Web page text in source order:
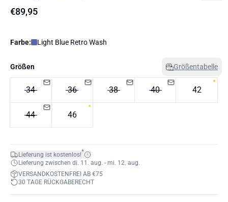
€89,95
Farbe: Light Blue Retro Wash
Größen Größentabelle
34 36 38 40 42
44 46
Lieferung ist kostenlos!*
Lieferung zwischen di. 11. aug. - mi. 12. aug.
VERSANDKOSTENFREI AB €75
30 TAGE RÜCKGABERECHT